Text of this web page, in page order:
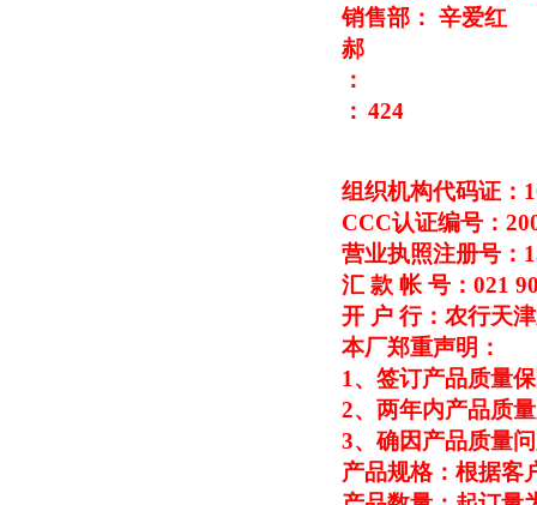
销售部： 辛爱红
郝
：
： 424
组织机构代码证：
CCC认证编号：
营业执照注册号：
汇 款 帐 号：021
开 户 行：农行天
本厂郑重声明：
1 、签订产品质量
2、两年内产品质
3、确因产品质量
产品规格：根据客